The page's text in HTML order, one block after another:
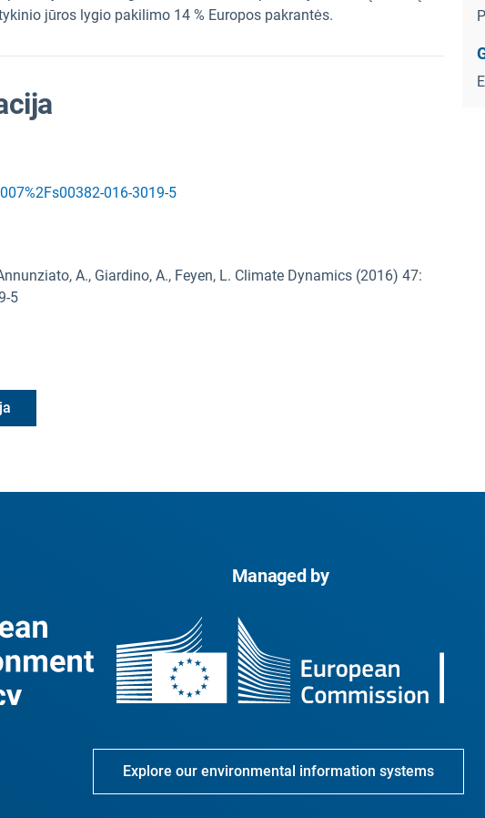
jūros lygio pakilimo 14 % Europos pakrantės.
016-3019-5
A., Giardino, A., Feyen, L. Climate Dynamics (2016) 47:
5
Managed by
Explore our environmental information systems